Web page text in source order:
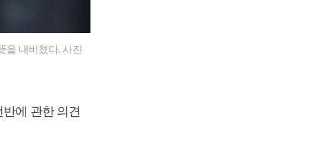
을 내비쳤다. 사진
에 관한 의견